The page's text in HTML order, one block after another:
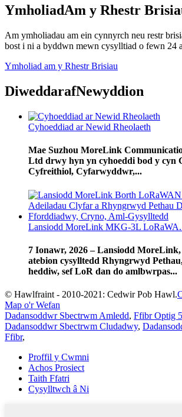
YmholiadAm y Rhestr
Am ymholiadau am ein cynnyrch neu restr
bost i ni a byddwn mewn cysylltiad o fewn 24
Ymholiad am y Rhestr Brisiau
DiweddarafNewyddion
Cyhoeddiad ar Newid Rheolaeth
Mae Suzhou MoreLink
Ltd drwy hyn yn cyhoeddi bod y cyn
Cyfreithiol, Cyfarwyddwr,...
Lansiodd MoreLink MKG-3L
7 Ionawr, 2026 – Lansiodd
atebion cysylltedd Rhyngrwyd
heddiw, sef LoR dan do amlbwrpas...
© Hawlfraint - 2010-2021: Cedwir Pob Hawl.
Map o'r Wefan
Dadansoddwr Sbectrwm Amledd, Ffibr Optig
Dadansoddwr Sbectrwm Cludadwy,
Ffibr,
Proffil y Cwmni
Achos Prosiect
Taith Ffatri
Cysylltwch â Ni